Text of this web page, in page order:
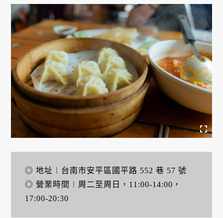
◎ 地址︱台南市安平區國平路 552 巷 57 號
◎ 營業時間︱周二至周日，11:00-14:00，
17:00-20:30